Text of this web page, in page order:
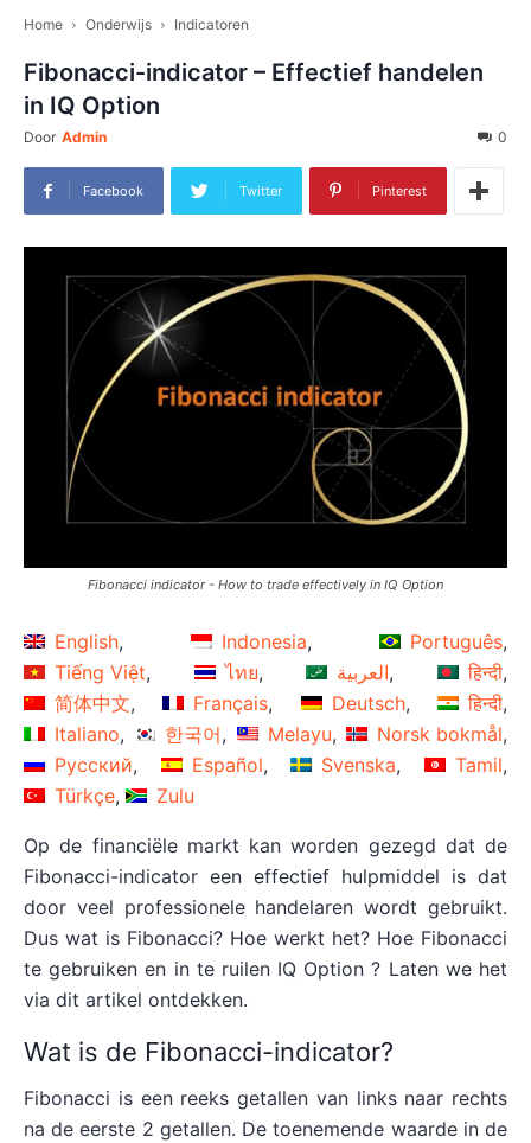
Home Onderwijs Indicatoren
Fibonacci-indicator – Effectief handelen
in IQ Option
Door Admin 0
Facebook Twitter Pinterest
Fibonacci indicator - How to trade effectively in IQ Option
English Indonesia
Português
Tiếng Việt
ไทย العربية
हिन्दी
简体中文
Français Deutsch
हिन्दी
Italiano
한국어 Melayu
Norsk bokmål
Русский
Español Svenska
Tamil
Türkçe
Zulu
Op de financiële markt kan worden gezegd dat de
Fibonacci-indicator een effectief hulpmiddel is dat
door veel professionele handelaren wordt gebruikt.
Dus wat is Fibonacci? Hoe werkt het? Hoe Fibonacci
te gebruiken en in te ruilen IQ Option ? Laten we het
via dit artikel ontdekken.
Wat is de Fibonacci-indicator?
Fibonacci is een reeks getallen van links naar rechts
na de eerste 2 getallen. De toenemende waarde in de